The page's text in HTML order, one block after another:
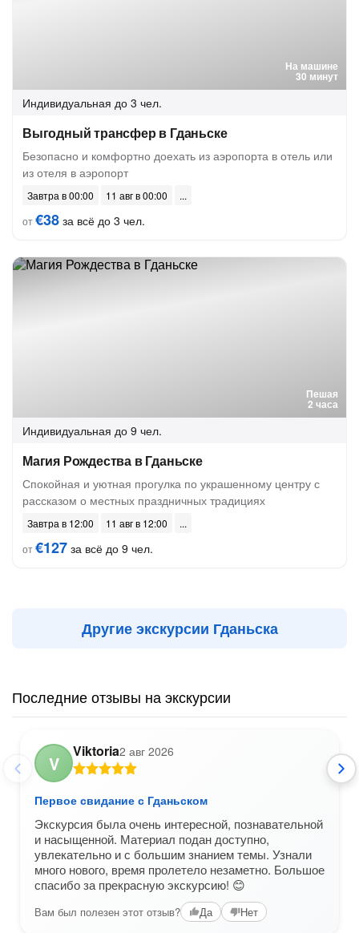
На машине
30 минут
Индивидуальная до 3 чел.
Выгодный трансфер в Гданьске
Безопасно и комфортно доехать из аэропорта в отель или
из отеля в аэропорт
Завтра в 00:00
11 авг в 00:00
от€38 за всё до 3 чел.
Пешая
2 часа
Индивидуальная до 9 чел.
Магия Рождества в Гданьске
Спокойная и уютная прогулка по украшенному центру с
рассказом о местных праздничных традициях
Завтра в 12:00
11 авг в 12:00
от€127 за всё до 9 чел.
Другие экскурсии Гданьска
Последние отзывы на экскурсии
V
Viktoria2 авг 2026
Первое свидание с Гданьском
Экскурсия была очень интересной, познавательной
и насыщенной. Материал подан доступно,
увлекательно и с большим знанием темы. Узнали
много нового, время пролетело незаметно. Большое
спасибо за прекрасную экскурсию! 😊
Вам был полезен этот отзыв? Да Нет